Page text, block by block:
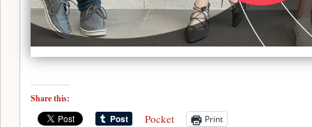
Share this:
Pocket Print